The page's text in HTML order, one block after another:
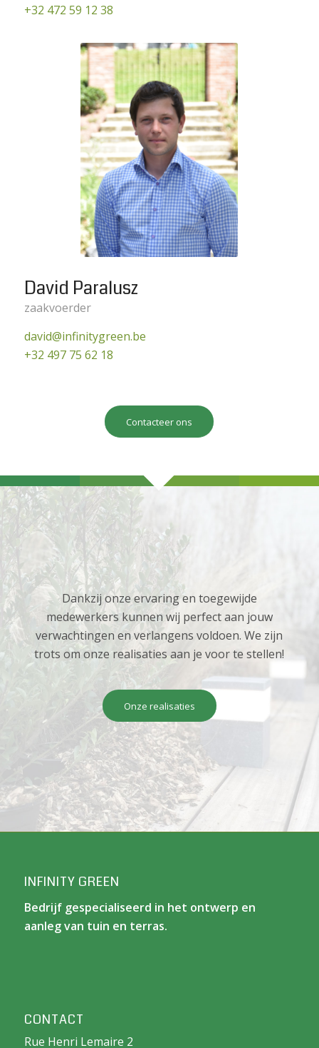
+32 472 59 12 38
David Paralusz
zaakvoerder
david@infinitygreen.be
+32 497 75 62 18
Contacteer ons
Dankzij onze ervaring en toegewijde
medewerkers kunnen wij perfect aan jouw
verwachtingen en verlangens voldoen. We zijn
trots om onze realisaties aan je voor te stellen!
Onze realisaties
INFINITY GREEN
Bedrijf gespecialiseerd in het ontwerp en
aanleg van tuin en terras.
CONTACT
Rue Henri Lemaire 2